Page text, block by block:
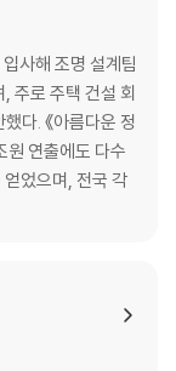
트로 조명을 비춘다
철쭉 / 푸른가막살
사해 조명 설계팀
주로 주택 건설 회
다. 《아름다운 정
원 연출에도 다수
얻었으며, 전국 각